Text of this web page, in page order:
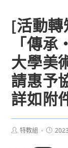
[活動
「傳
大學美
請惠予
詳如附
Post特教組
Post